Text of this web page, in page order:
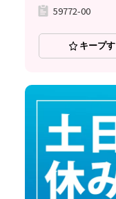
59772-00
キープ